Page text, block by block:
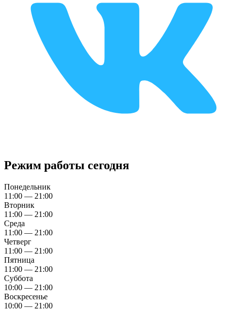
Режим работы сегодня
Понедельник
11:00 — 21:00
Вторник
11:00 — 21:00
Среда
11:00 — 21:00
Четверг
11:00 — 21:00
Пятница
11:00 — 21:00
Суббота
10:00 — 21:00
Воскресенье
10:00 — 21:00